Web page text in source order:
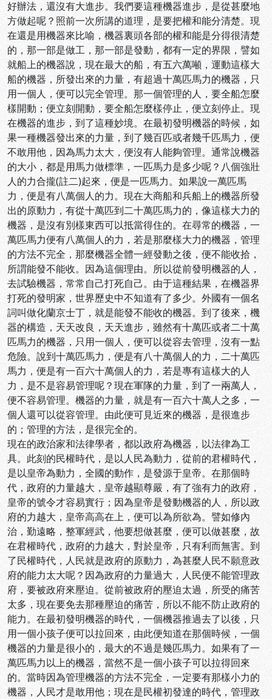
好辦法，還沒有大進步。我們要這種機器進步，是從甚麼地
方做起呢？照前一次所講的道理，是要把權和能分清楚。現
在還是用機器來比喻，機器裏頭各部的權和能是分得很清楚
的，那一部是做工，那一部是發動，都有一定的界限，譬如
就船上的機器說，現在最大的船，有五六萬噸，運動這樣大
船的機器，所發出來的力量，有超過十萬匹馬力的機器，只
用一個人，便可以完全管理。那一個管理的人，要全船怎麼
樣開動；便立刻開動，要全船怎麼樣停止，便立刻停止。現
在機器的進步，到了這種妙境。在最初發明機器的時候，如
果一種機器發出來的力量，到了幾百匹或者幾千匹馬力，便
不敢用他，因為馬力太大，便沒有人能夠管理。通常說機器
的大小，都是用馬力做標準，一匹馬力是多少呢？八個強壯
人的力合攏(註二)起來，便是一匹馬力。如果說一萬匹馬
力，便是有八萬個人的力。現在大商船和兵船上的機器所發
出的原動力，有從十萬匹到二十萬匹馬力的，像這樣大力的
機器，是沒有別樣東西可以抵當得住的。在尋常的機器，一
萬匹馬力便有八萬個人的力，若是那麼樣大力的機器，管理
的方法不完全，那麼機器全體一經發動之後，便不能收拾，
所謂能發不能收。因為這個理由。所以從前發明機器的人，
去試驗機器，常常自己打死自己。由于這種結果，在機器界
打死的發明家，世界歷史中不知道有了多少。外國有一個名
詞叫做化蘭京士丁，就是能發不能收的機器。到了後來，機
器的構造，天天改良，天天進步，雖然有十萬匹或者二十萬
匹馬力的機器，只用一個人，便可以從容去管理，沒有一點
危險。說到十萬匹馬力，便是有八十萬個人的力，二十萬匹
馬力，便是有一百六十萬個人的力，若是專有這樣大的人
力，是不是容易管理呢？現在軍隊的力量，到了一兩萬人，
便不容易管理。機器的力量，就是有一百六十萬人之多，一
個人還可以從容管理。由此便可見近來的機器，是很進步
的；管理的方法，是很完全的。
現在的政治家和法律學者，都以政府為機器，以法律為工
具。此刻的民權時代，是以人民為動力，從前的君權時代，
是以皇帝為動力，全國的動作，是發源于皇帝。在那個時
代，政府的力量越大，皇帝越顯尊嚴，有了強有力的政府，
皇帝的號令才容易實行；因為皇帝是發動機器的人，所以政
府的力越大，皇帝高高在上，便可以為所欲為。譬如修內
治，勤遠略，整軍經武，他要想做甚麼，便可以做甚麼，故
在君權時代，政府的力越大，對於皇帝，只有利而無害。到
了民權時代，人民就是政府的原動力，為甚麼人民不願意政
府的能力太大呢？因為政府的力量過大，人民便不能管理政
府，要被政府來壓迫。從前被政府的壓迫太過，所受的痛苦
太多，現在要免去那種壓迫的痛苦，所以不能不防止政府的
能力。在最初發明機器的時代，一個機器推過去了以後，只
用一個小孩子便可以拉回來，由此便知道在那個時候，一個
機器的力量是很小的，最大的不過是幾匹馬力。如果有了一
萬匹馬力以上的機器，當然不是一個小孩子可以拉得回來
的。當時因為管理機器的方法不完全，一定要有那樣小力的
機器，人民才是敢用他；現在是民權初發達的時代，管理政